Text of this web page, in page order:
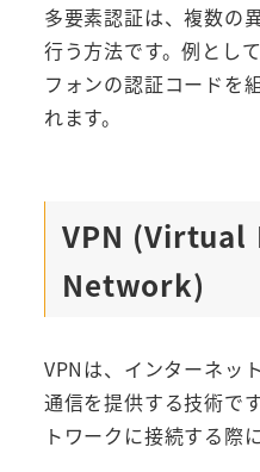
多要素認証は、複数の
行う方法です。例とし
フォンの認証コードを
れます。
VPN (Virtual
Network)
VPNは、インターネッ
通信を提供する技術で
トワークに接続する際